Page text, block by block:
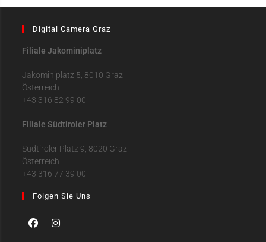
Digital Camera Graz
Filiale Jakominiplatz
Jakominiplatz 5, 8010 Graz
Österreich
+43 316 82 99 00
Filiale Südtiroler Platz
Südtiroler Platz 9, 8020 Graz
Österreich
+43 316 77 39 00
Folgen Sie Uns